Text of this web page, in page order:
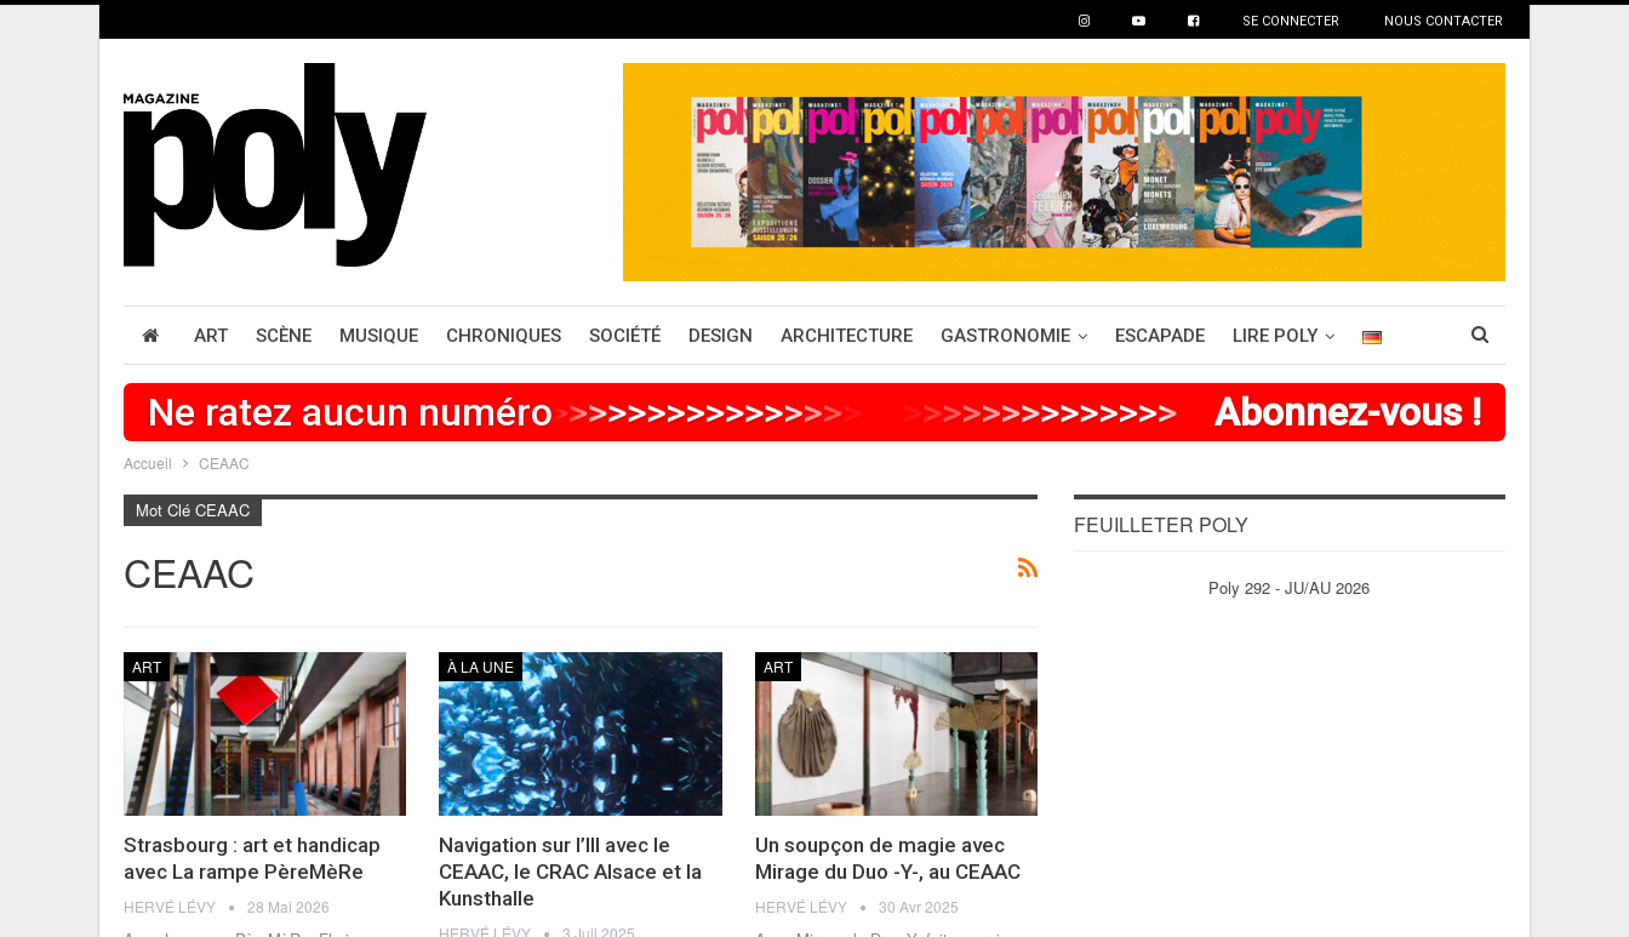
SE CONNECTER NOUS CONTACTER
ART SCÈNE MUSIQUE CHRONIQUES SOCIÉTÉ DESIGN ARCHITECTURE GASTRONOMIE ESCAPADE LIRE POLY
Ne ratez aucun numéro>>>>>>>>>>>>>>> >>>> >>>>>>>> Abonnez-vous !
Accueil CEAAC
Mot Clé CEAAC
CEAAC
ART
Strasbourg : art et handicap
avec La rampe PèreMèRe
HERVÉ LÉVY 28 Mai 2026
À LA UNE
Navigation sur l’Ill avec le
CEAAC, le CRAC Alsace et la
Kunsthalle
HERVÉ LÉVY 3 Juil 2025
ART
Un soupçon de magie avec
Mirage du Duo -Y-, au CEAAC
HERVÉ LÉVY 30 Avr 2025
FEUILLETER POLY
Poly 292 - JU/AU 2026